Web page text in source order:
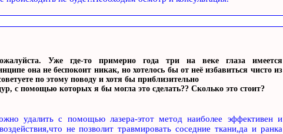
Уже где-то примерно года три на веке глаза имеется
она не беспокоит никак, но хотелось бы от неё избавиться чисто из
по этому поводу и хотя бы приблизительно
с помощью которых я бы могла это сделать?? Сколько это стоит?
удалить с помощью лазера-этот метод наиболее эффективен и
не позволит травмировать соседние ткани,да и ранка